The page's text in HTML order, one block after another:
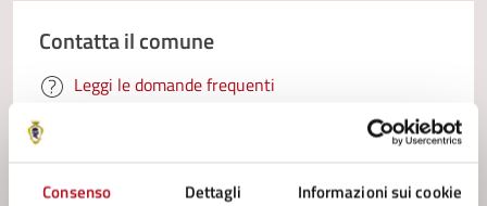
Consenso Dettagli Informazioni sui cookie
Contatta il comune
Leggi le domande frequenti